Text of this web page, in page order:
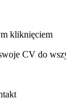
kliknięciem
CV do